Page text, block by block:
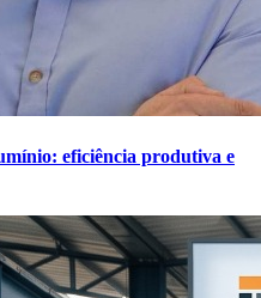
eficiência produtiva e